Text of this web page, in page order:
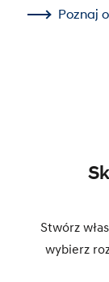
Poznaj
Stwórz
wybierz